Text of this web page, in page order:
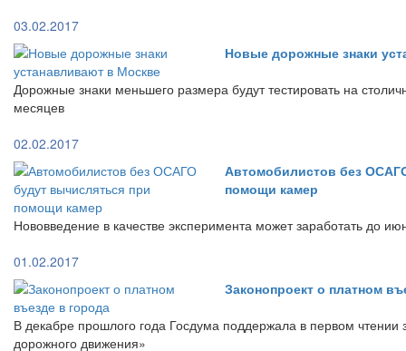
03.02.2017
Новые дорожные знаки
Дорожные знаки меньшего размера будут тестировать на
месяцев
02.02.2017
Автомобилистов без
помощи камер
Нововведение в качестве эксперимента может заработать до
01.02.2017
Законопроект о платном
В декабре прошлого года Госдума поддержала в первом чтении
дорожного движения»